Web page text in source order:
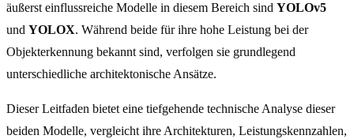
äußerst einflussreiche Modelle in diesem Bereich sind YOLOv5
und YOLOX. Während beide für ihre hohe Leistung bei der
Objekterkennung bekannt sind, verfolgen sie grundlegend
unterschiedliche architektonische Ansätze.
Dieser Leitfaden bietet eine tiefgehende technische Analyse dieser
beiden Modelle, vergleicht ihre Architekturen, Leistungskennzahlen,